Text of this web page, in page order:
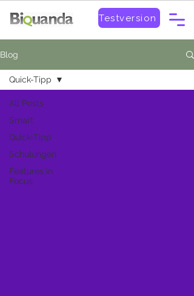
Testversion
Blog
All Posts
Smart
Quick-Tipp
Schulungen
Features in
Focus
Quick-Tipp